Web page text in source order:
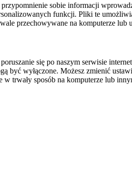
sobie informacji
funkcji. Pliki te
przechowywane na komputerze lub
się po naszym serwisie
być wyłączone. Możesz zmienić
trwały sposób na komputerze lub